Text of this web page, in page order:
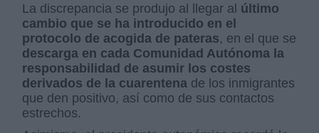
La discrepancia se produjo al llegar al último
cambio que se ha introducido en el
protocolo de acogida de pateras, en el que se
descarga en cada Comunidad Autónoma la
responsabilidad de asumir los costes
derivados de la cuarentena de los inmigrantes
que den positivo, así como de sus contactos
estrechos.